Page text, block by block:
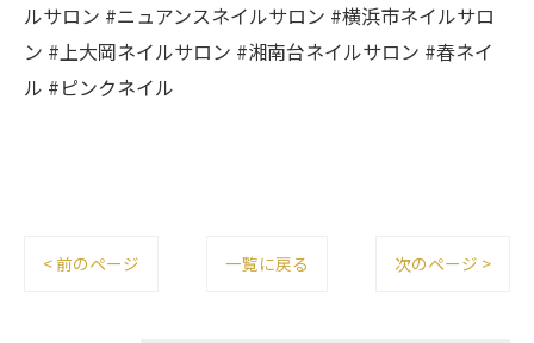
ルサロン #ニュアンスネイルサロン #横浜市ネイルサロ
ン #上大岡ネイルサロン #湘南台ネイルサロン #春ネイ
ル #ピンクネイル
< 前のページ 一覧に戻る 次のページ >